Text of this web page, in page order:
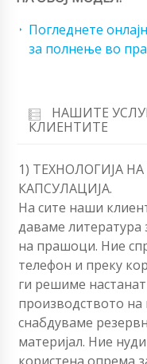
Погледнете
за полнење во
НАШИТЕ
КЛИЕНТИТЕ
1) ТЕХНОЛОГИЈА
КАПСУЛАЦИЈА.
На сите наши
даваме литература
на прашоци. Ние
телефон и преку
ги решиме
производството
снабдуваме
материјал. Ние
користена опрема